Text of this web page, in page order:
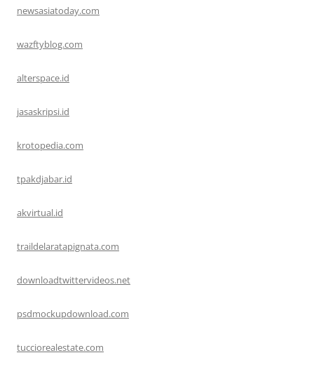
newsasiatoday.com
wazftyblog.com
alterspace.id
jasaskripsi.id
krotopedia.com
tpakdjabar.id
akvirtual.id
traildelaratapignata.com
downloadtwittervideos.net
psdmockupdownload.com
tucciorealestate.com